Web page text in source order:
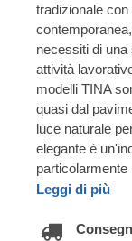
tradizionale
necessiti di
attività
modelli TINA
quasi dal
luce naturale
elegante è
particolarmente
Leggi di più